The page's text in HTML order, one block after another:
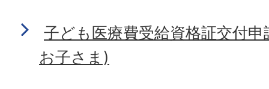
子ども医療費受給資格証交付
お子さま)